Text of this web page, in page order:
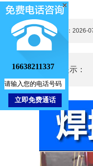
更新时间：2026-
核心提示：
16638211337